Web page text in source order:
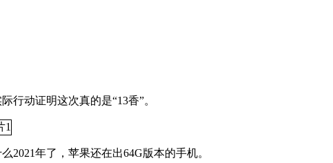
行动证明这次真的是“13香”。
2021年了，苹果还在出64G版本的手机。